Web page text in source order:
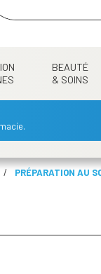
BEAUTÉ
& SOINS
PRÉPARATION AU